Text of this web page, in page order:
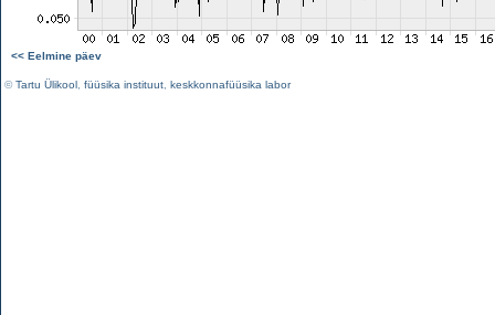
<< Eelmine päev
©Tartu Ülikool füüsika instituut keskkonnafüüsika labor